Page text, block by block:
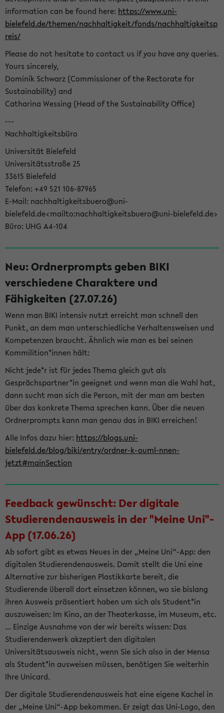
information can be found here: https://www.uni-
bielefeld.de/themen/nachhaltigkeit/fonds/nachhaltigkeitsp
reis/
Please do not hesitate to contact us if you have any queries.
Yours sincerely,
Dominik Schwarz (Commissioner of the Rectorate for
Sustainability) and
Catharina Wessing (Head of the Sustainability Office)
---
Nachhaltigkeitsbüro
Universität Bielefeld
Universitätsstraße 25
33615 Bielefeld
Telefon: +49 521 106-87965
E-Mail: nachhaltigkeitsbuero@uni-
bielefeld.de<mailto:nachhaltigkeitsbuero@uni-bielefeld.de>
Büro: UHG A4-104
Neu: Ordnerprompts geben BIKI
verschiedene Charaktere und
Fähigkeiten (27.07.26)
Wenn man BIKI intensiv nutzt erreicht man schnell den
Punkt, an dem man unterschiedliche Verhaltensweisen und
Kompetenzen braucht. Ähnlich wie man es bei seinen
Kommilition*innen hält:
Nicht jede*r ist für jedes Thema gleich gut als
Gesprächspartner*in geeignet und wenn man die Wahl hat,
dann sucht man sich die Person, mit der man am besten
über das konkrete Thema sprechen kann. Über die neuen
Ordnerprompts kann man genau das in BIKI erreichen!
Alle Infos dazu hier: https://blogs.uni-
bielefeld.de/blog/biki/entry/ordner-k-ouml-nnen-
jetzt#mainSection
Feedback gewünscht: Der digitale
Studierendenausweis in der "Meine Uni"-
App (17.06.26)
Ab sofort gibt es etwas Neues in der „Meine Uni“-App: den
digitalen Studierendenausweis. Damit stellt die Uni eine
Alternative zur bisherigen Plastikkarte bereit, die
Studierende überall dort einsetzen können, wo sie bislang
ihren Ausweis präsentiert haben um sich als Student*in
auszuweisen: Im Kino, an der Theaterkasse, im Museum, etc.
... Einzige Ausnahme von der wir bereits wissen: Das
Studierendenwerk akzeptiert den digitalen
Universitätsausweis nicht, wenn Sie sich also in der Mensa
als Student*in ausweisen müssen, benötigen Sie weiterhin
Ihre Unicard.
Der digitale Studierendenausweis hat eine eigene Kachel in
der „Meine Uni“-App bekommen. Er zeigt das Uni-Logo, den